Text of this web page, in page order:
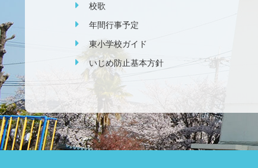
校歌
年間行事予定
東小学校ガイド
いじめ防止基本方針